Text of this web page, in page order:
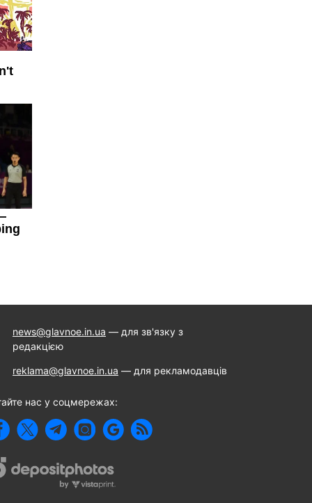
news@glavnoe.in.ua — для зв'язку з
редакцією
reklama@glavnoe.in.ua — для рекламодавців
нас у соцмережах: